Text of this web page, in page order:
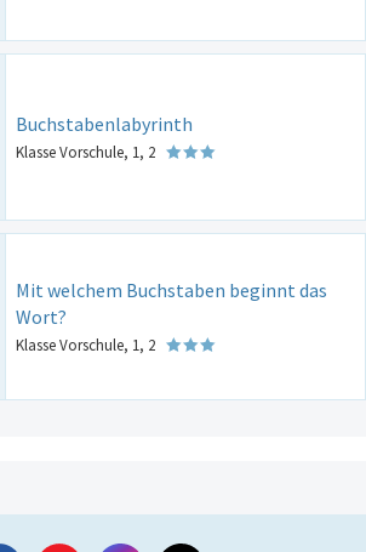
Buchstabenlabyrinth
Klasse Vorschule, 1, 2
Mit welchem Buchstaben beginnt das
Wort?
Klasse Vorschule, 1, 2